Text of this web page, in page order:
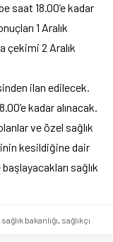
saat 18.00’e kadar
1 Aralık
çekimi 2 Aralık
ilan edilecek.
kadar alınacak.
ve özel sağlık
kesildiğine dair
sağlık
sağlık bakanlığı, sağlıkçı